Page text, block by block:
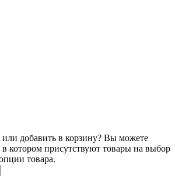
добавить в корзину? Вы можете
в котором присутствуют товары на выбор
товара.